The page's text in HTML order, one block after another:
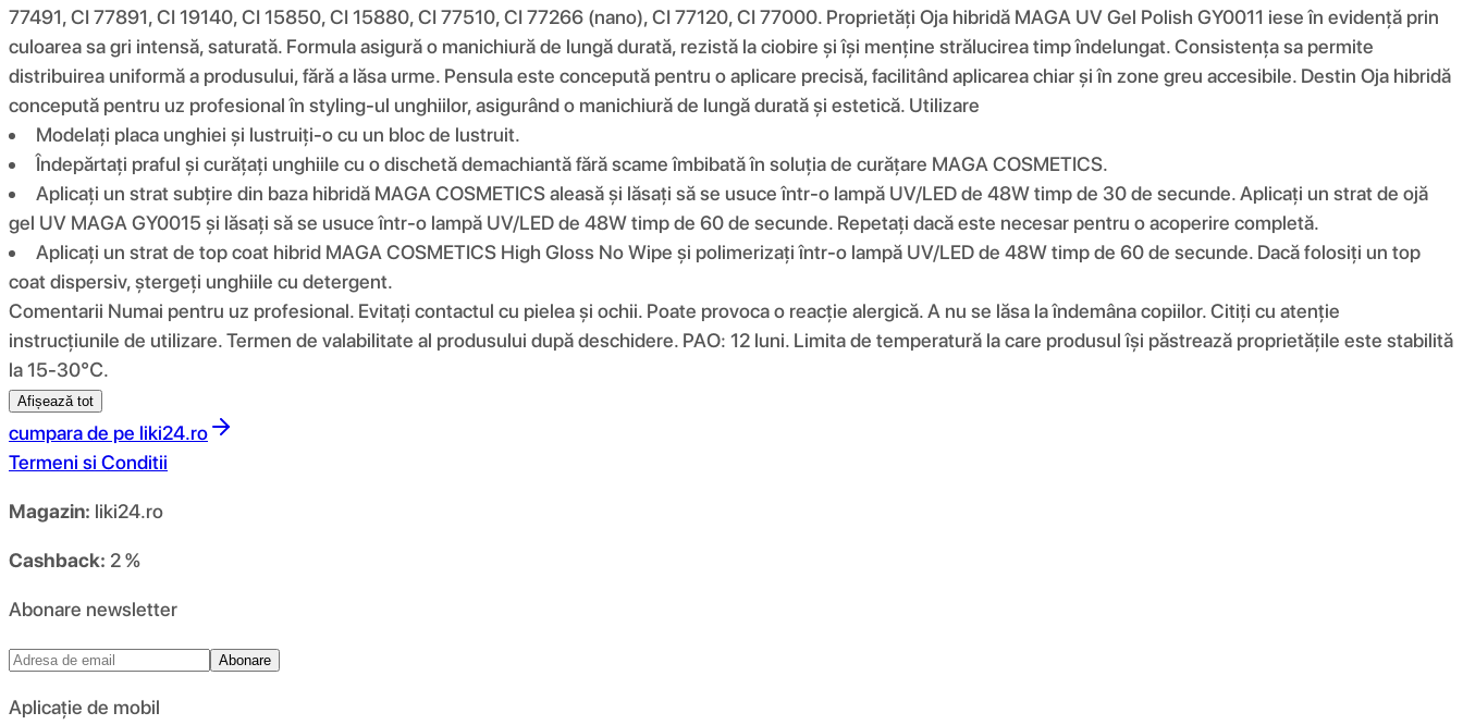
77491, CI 77891, CI 19140, CI 15850, CI 15880, CI 77510, CI 77266 (nano), CI 77120, CI 77000. Proprietăți Oja hibridă MAGA UV Gel Polish GY0011 iese în evidență prin
culoarea sa gri intensă, saturată. Formula asigură o manichiură de lungă durată, rezistă la ciobire și își menține strălucirea timp îndelungat. Consistența sa permite
distribuirea uniformă a produsului, fără a lăsa urme. Pensula este concepută pentru o aplicare precisă, facilitând aplicarea chiar și în zone greu accesibile. Destin Oja hibridă
concepută pentru uz profesional în styling-ul unghiilor, asigurând o manichiură de lungă durată și estetică. Utilizare
Modelați placa unghiei și lustruiți-o cu un bloc de lustruit.
Îndepărtați praful și curățați unghiile cu o dischetă demachiantă fără scame îmbibată în soluția de curățare MAGA COSMETICS.
Aplicați un strat subțire din baza hibridă MAGA COSMETICS aleasă și lăsați să se usuce într-o lampă UV/LED de 48W timp de 30 de secunde. Aplicați un strat de ojă
gel UV MAGA GY0015 și lăsați să se usuce într-o lampă UV/LED de 48W timp de 60 de secunde. Repetați dacă este necesar pentru o acoperire completă.
Aplicați un strat de top coat hibrid MAGA COSMETICS High Gloss No Wipe și polimerizați într-o lampă UV/LED de 48W timp de 60 de secunde. Dacă folosiți un top
coat dispersiv, ștergeți unghiile cu detergent.
Comentarii Numai pentru uz profesional. Evitați contactul cu pielea și ochii. Poate provoca o reacție alergică. A nu se lăsa la îndemâna copiilor. Citiți cu atenție
instrucțiunile de utilizare. Termen de valabilitate al produsului după deschidere. PAO: 12 luni. Limita de temperatură la care produsul își păstrează proprietățile este stabilită
la 15-30℃.
Afișează tot
cumpara de pe liki24.ro
Termeni si Conditii
Magazin: liki24.ro
Cashback: 2 %
Abonare newsletter
Abonare
Aplicație de mobil